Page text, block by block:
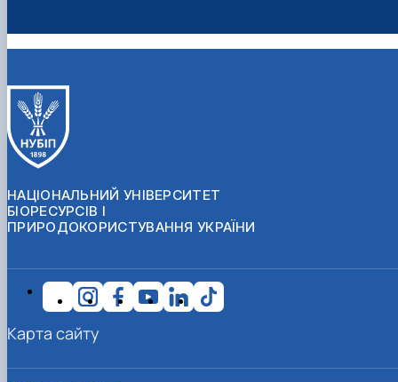
НАЦІОНАЛЬНИЙ УНІВЕРСИТЕТ
БІОРЕСУРСІВ І
ПРИРОДОКОРИСТУВАННЯ УКРАЇНИ
Карта сайту